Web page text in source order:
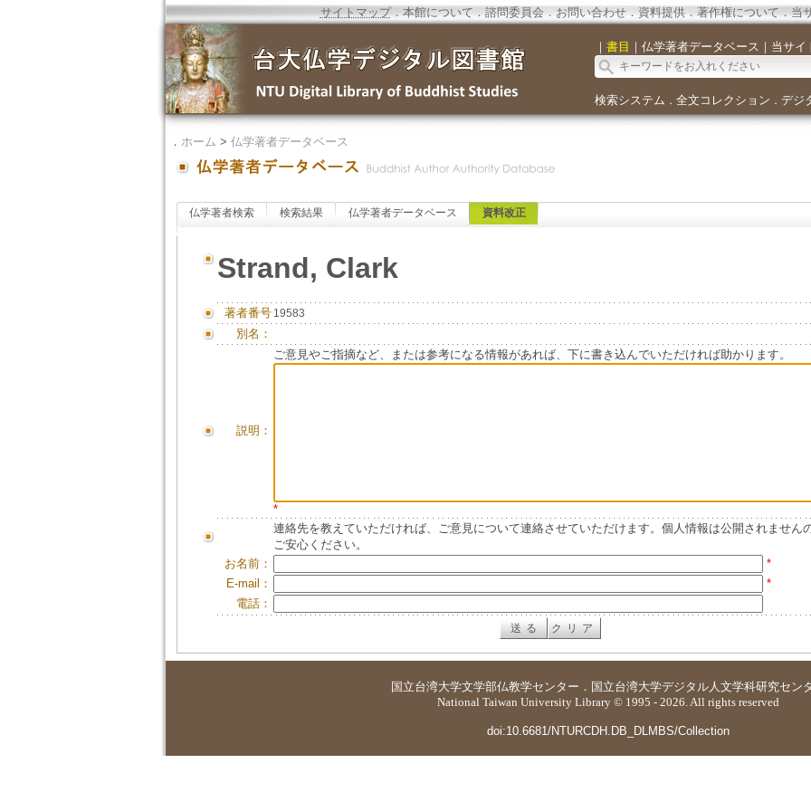
サイトマップ．本館について．諮問委員会． お問い合わせ． 資料提供．著作権について．当
｜ 書目 ｜ 仏学著者データベース ｜ 当サイ
検索システム ． 全文コレクション ． デジ
． ホーム > 仏学著者データベース
仏学著者検索 検索結果 仏学著者データベース 資料改正
Strand, Clark
著者番号 19583
別名：
説明：
ご意見やご指摘など、または参考になる情報があれば、下に書き込んでいただければ助かります。
*
連絡先を教えていただければ、ご意見について連絡させていただけます。個人情報は公開されません
ご安心ください。
お名前：
*
E-mail：
*
電話：
国立台湾大学文学部仏教学センター ． 国立台湾大学デジタル人文学科研究セン
National Taiwan University Library © 1995 - 2026. All rights reserved
doi:10.6681/NTURCDH.DB_DLMBS/Collection